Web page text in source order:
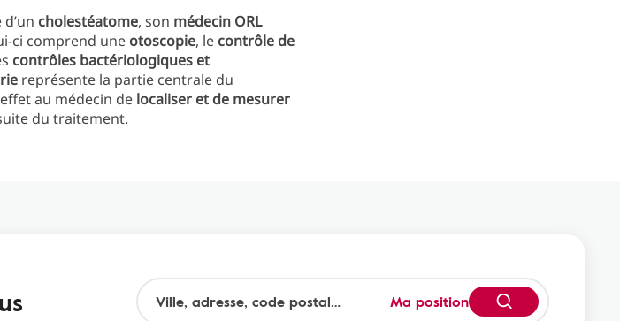
cholestéatome, son médecin ORL
ci comprend une otoscopie, le contrôle de
contrôles bactériologiques et
représente la partie centrale du
au médecin de localiser et de mesurer
du traitement.
Ma position